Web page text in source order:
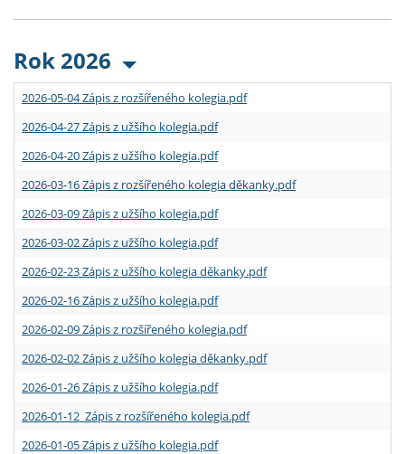
Rok 2026
2026-05-04 Zápis z rozšířeného kolegia.pdf
2026-04-27 Zápis z užšího kolegia.pdf
2026-04-20 Zápis z užšího kolegia.pdf
2026-03-16 Zápis z rozšířeného kolegia děkanky.pdf
2026-03-09 Zápis z užšího kolegia.pdf
2026-03-02 Zápis z užšího kolegia.pdf
2026-02-23 Zápis z užšího kolegia děkanky.pdf
2026-02-16 Zápis z užšího kolegia.pdf
2026-02-09 Zápis z rozšířeného kolegia.pdf
2026-02-02 Zápis z užšího kolegia děkanky.pdf
2026-01-26 Zápis z užšího kolegia.pdf
2026-01-12 Zápis z rozšířeného kolegia.pdf
2026-01-05 Zápis z užšího kolegia.pdf